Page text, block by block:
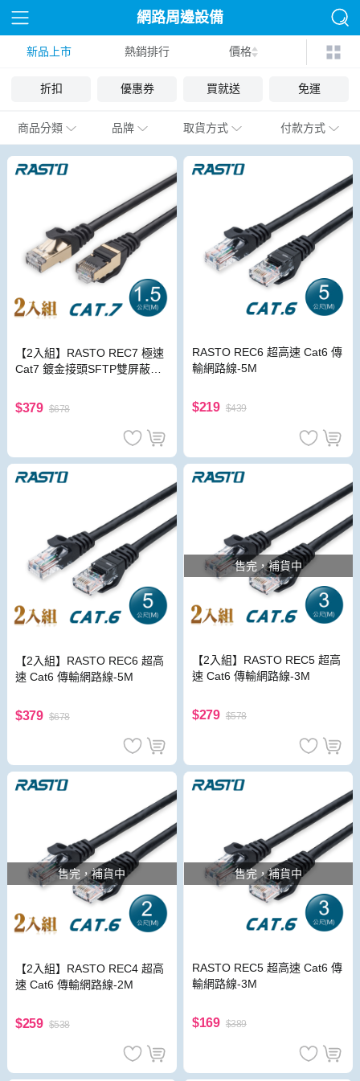
網路周邊設備
新品上市 熱銷排行 價格
折扣 優惠券 買就送 免運
商品分類 品牌 取貨方式 付款方式
【2入組】RASTO REC7 極速
Cat7 鍍金接頭SFTP雙屏蔽網
$379 $678
RASTO REC6 超高速 Cat6 傳
輸網路線-5M
$219 $439
【2入組】RASTO REC6 超高
速 Cat6 傳輸網路線-5M
$379 $678
售完，補貨中
【2入組】RASTO REC5 超高
速 Cat6 傳輸網路線-3M
$279 $578
售完，補貨中
【2入組】RASTO REC4 超高
速 Cat6 傳輸網路線-2M
$259 $538
售完，補貨中
RASTO REC5 超高速 Cat6 傳
輸網路線-3M
$169 $389